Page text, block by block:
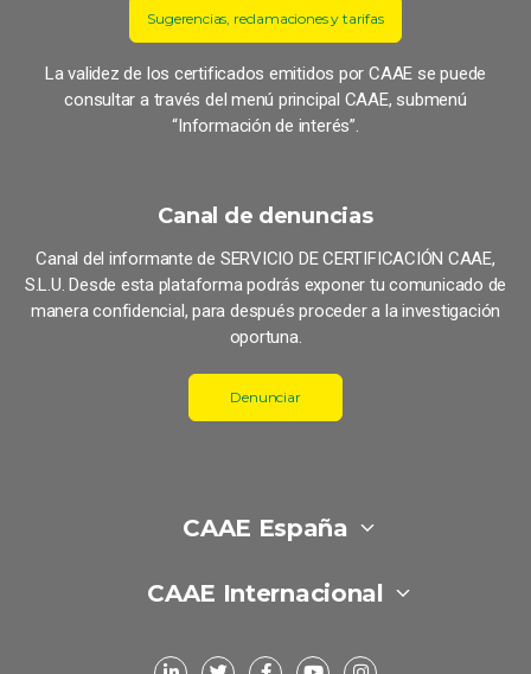
Sugerencias, reclamaciones y tarifas
La validez de los certificados emitidos por CAAE se puede
consultar a través del menú principal CAAE, submenú
“Información de interés”.
Canal de denuncias
Canal del informante de SERVICIO DE CERTIFICACIÓN CAAE,
S.L.U. Desde esta plataforma podrás exponer tu comunicado de
manera confidencial, para después proceder a la investigación
oportuna.
Denunciar
CAAE España
CAAE Internacional